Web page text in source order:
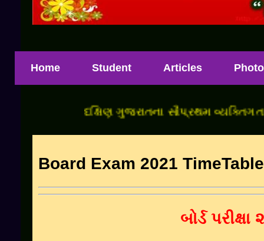
Home Student Articles
દક્ષિણ ગુજરાતના સૌપ્રથમ વ્યક્તિગત
Board Exam 2021 TimeTable
બોર્ડ પરીક્ષા